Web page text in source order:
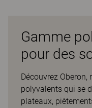
Gamme
pour des
Découvrez
polyvalents qui se
plateaux,